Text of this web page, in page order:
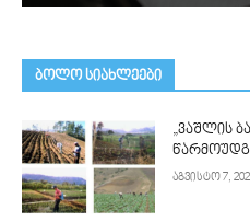
ᲑᲝᲚᲝ ᲡᲘᲐᲮᲚᲔᲔᲑᲘ
„ვაშლის
აგვისტო 7,